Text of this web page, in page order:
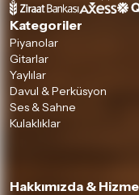
Kategoriler
Piyanolar
Gitarlar
Yaylılar
Davul & Perküsyon
Ses & Sahne
Kulaklıklar
Hakkımızda &